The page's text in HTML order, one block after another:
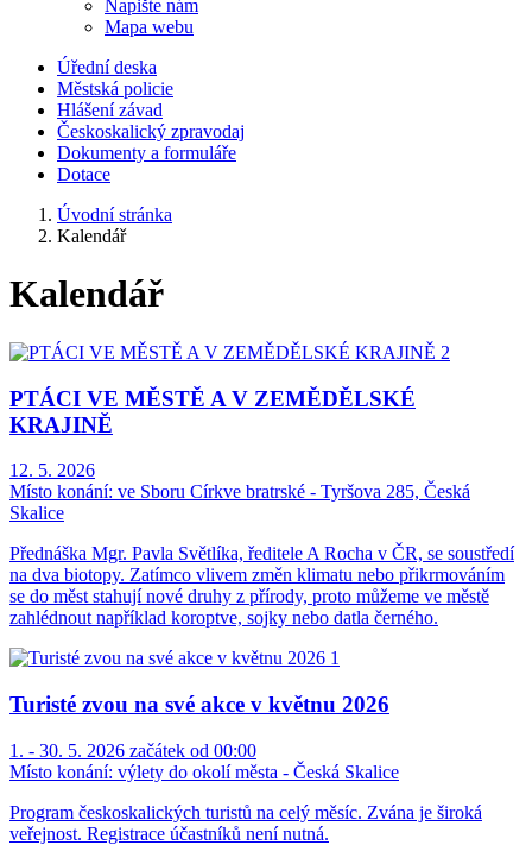
Napište nám
Mapa webu
Úřední deska
Městská policie
Hlášení závad
Českoskalický zpravodaj
Dokumenty a formuláře
Dotace
Úvodní stránka
Kalendář
Kalendář
PTÁCI VE MĚSTĚ A V ZEMĚDĚLSKÉ
KRAJINĚ
12. 5. 2026
Místo konání: ve Sboru Církve bratrské - Tyršova 285, Česká
Skalice
Přednáška Mgr. Pavla Světlíka, ředitele A Rocha v ČR, se soustředí
na dva biotopy. Zatímco vlivem změn klimatu nebo přikrmováním
se do měst stahují nové druhy z přírody, proto můžeme ve městě
zahlédnout například koroptve, sojky nebo datla černého.
Turisté zvou na své akce v květnu 2026
1. - 30. 5. 2026 začátek od 00:00
Místo konání: výlety do okolí města - Česká Skalice
Program českoskalických turistů na celý měsíc. Zvána je široká
veřejnost. Registrace účastníků není nutná.